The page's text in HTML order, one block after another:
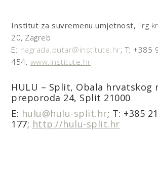
Institut za suvremenu umjetnost, Trg
20, Zagreb
E: nagrada.putar@institute.hr; T: +385
454; www.institute.hr
HULU – Split, Obala hrvatskog
preporoda 24, Split 21000
E: hulu@hulu-split.hr; T: +385
177; http://hulu-split.hr